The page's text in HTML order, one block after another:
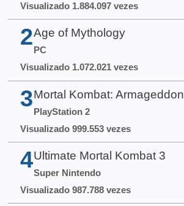
Visualizado 1.884.097 vezes
2 Age of Mythology
PC
Visualizado 1.072.021 vezes
3 Mortal Kombat: Armageddon
PlayStation 2
Visualizado 999.553 vezes
4 Ultimate Mortal Kombat 3
Super Nintendo
Visualizado 987.788 vezes